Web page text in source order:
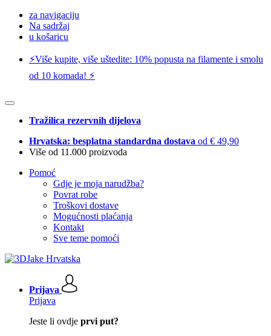
za navigaciju
Na sadržaj
u košaricu
⚡️Više kupite, više uštedite: 10% popusta na filamente i smolu
od 10 komada! ⚡️
Tražilica rezervnih dijelova
Hrvatska: besplatna standardna dostava od € 49,90
Više od 11.000 proizvoda
Pomoć
Gdje je moja narudžba?
Povrat robe
Troškovi dostave
Mogućnosti plaćanja
Kontakt
Sve teme pomoći
Prijava
Prijava
Jeste li ovdje prvi put?